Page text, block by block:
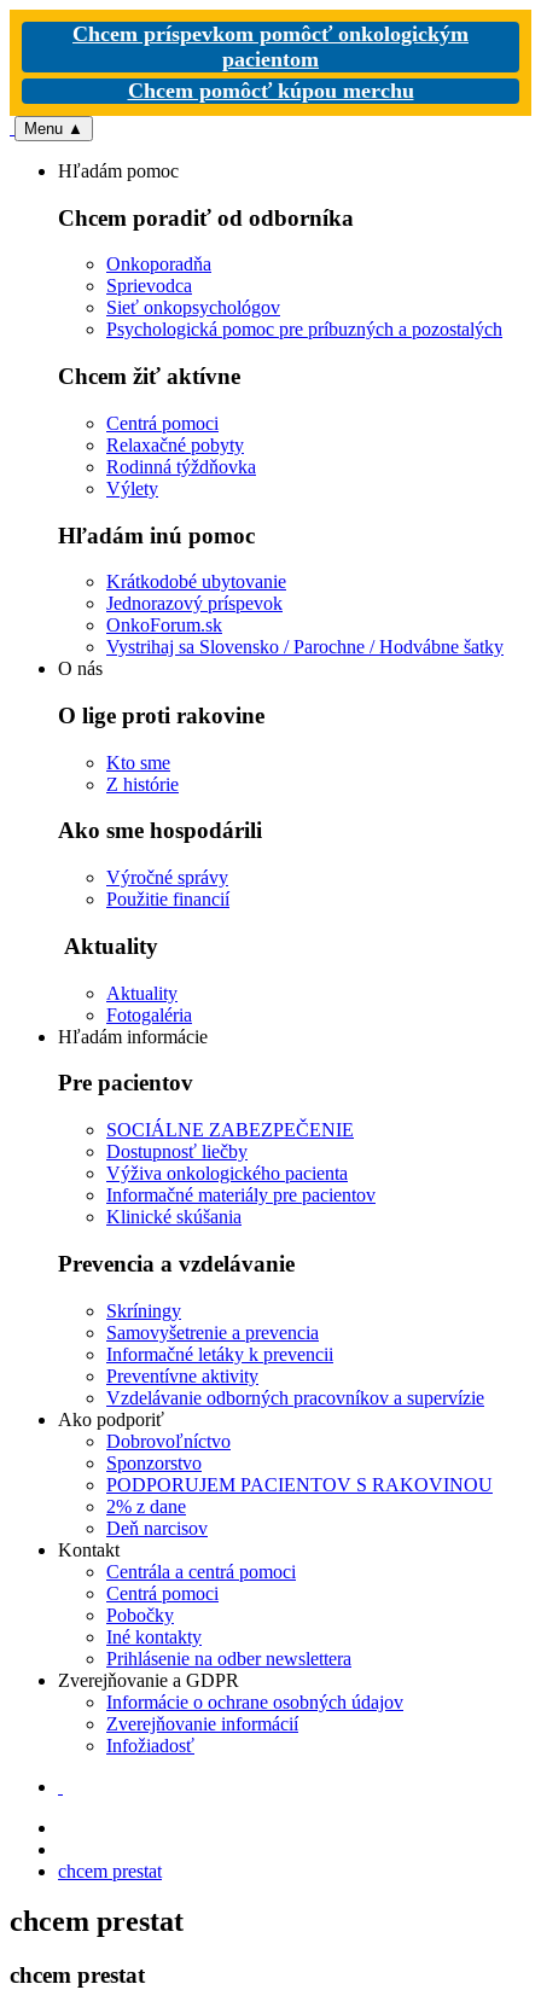
Chcem príspevkom pomôcť onkologickým
pacientom
Chcem pomôcť kúpou merchu
Menu ▲
Hľadám pomoc
Chcem poradiť od odborníka
Onkoporadňa
Sprievodca
Sieť onkopsychológov
Psychologická pomoc pre príbuzných a pozostalých
Chcem žiť aktívne
Centrá pomoci
Relaxačné pobyty
Rodinná týždňovka
Výlety
Hľadám inú pomoc
Krátkodobé ubytovanie
Jednorazový príspevok
OnkoForum.sk
Vystrihaj sa Slovensko / Parochne / Hodvábne šatky
O nás
O lige proti rakovine
Kto sme
Z histórie
Ako sme hospodárili
Výročné správy
Použitie financií
Aktuality
Aktuality
Fotogaléria
Hľadám informácie
Pre pacientov
SOCIÁLNE ZABEZPEČENIE
Dostupnosť liečby
Výživa onkologického pacienta
Informačné materiály pre pacientov
Klinické skúšania
Prevencia a vzdelávanie
Skríningy
Samovyšetrenie a prevencia
Informačné letáky k prevencii
Preventívne aktivity
Vzdelávanie odborných pracovníkov a supervízie
Ako podporiť
Dobrovoľníctvo
Sponzorstvo
PODPORUJEM PACIENTOV S RAKOVINOU
2% z dane
Deň narcisov
Kontakt
Centrála a centrá pomoci
Centrá pomoci
Pobočky
Iné kontakty
Prihlásenie na odber newslettera
Zverejňovanie a GDPR
Informácie o ochrane osobných údajov
Zverejňovanie informácií
Infožiadosť
chcem prestat
chcem prestat
chcem prestat